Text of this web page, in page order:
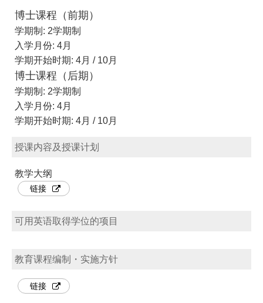
博士课程（前期）
学期制: 2学期制
入学月份: 4月
学期开始时期: 4月 / 10月
博士课程（后期）
学期制: 2学期制
入学月份: 4月
学期开始时期: 4月 / 10月
授课内容及授课计划
教学大纲
链接
可用英语取得学位的项目
教育课程编制・实施方针
链接